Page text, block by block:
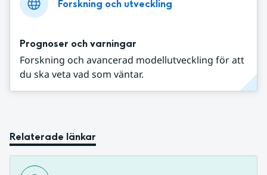
Forskning och utveckling
Prognoser och varningar
Forskning och avancerad modellutveckling för att
du ska veta vad som väntar.
Relaterade länkar